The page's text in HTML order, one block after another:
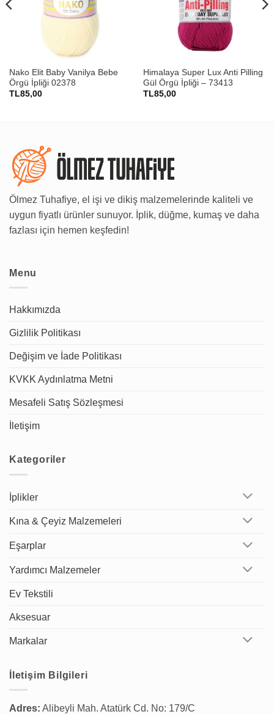
Nako Elit Baby Vanilya Bebe
Örgü İpliği 02378
TL85,00
Himalaya Super Lux Anti Pilling
Gül Örgü İpliği – 73413
TL85,00
Ölmez Tuhafiye, el işi ve dikiş malzemelerinde kaliteli ve
uygun fiyatlı ürünler sunuyor. İplik, düğme, kumaş ve daha
fazlası için hemen keşfedin!
Menu
Hakkımızda
Gizlilik Politikası
Değişim ve İade Politikası
KVKK Aydınlatma Metni
Mesafeli Satış Sözleşmesi
İletişim
Kategoriler
İplikler
Kına & Çeyiz Malzemeleri
Eşarplar
Yardımcı Malzemeler
Ev Tekstili
Aksesuar
Markalar
İletişim Bilgileri
Adres: Alibeyli Mah. Atatürk Cd. No: 179/C